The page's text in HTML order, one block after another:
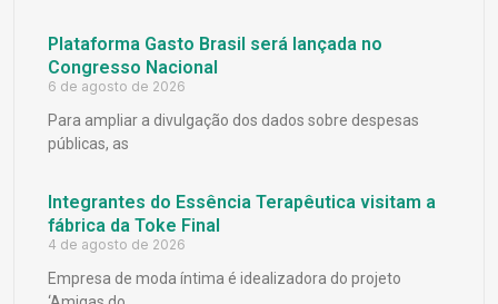
Plataforma Gasto Brasil será lançada no
Congresso Nacional
6 de agosto de 2026
Para ampliar a divulgação dos dados sobre despesas
públicas, as
Integrantes do Essência Terapêutica visitam a
fábrica da Toke Final
4 de agosto de 2026
Empresa de moda íntima é idealizadora do projeto